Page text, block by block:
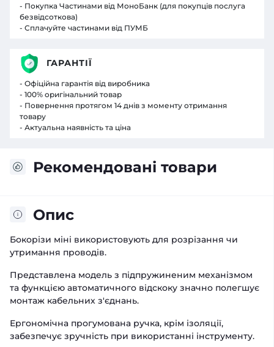
Рекомендовані товари
Опис
Бокорізи міні використовують для розрізання чи
утримання проводів.
Представлена модель з підпружиненим механізмом
та функцією автоматичного відскоку значно полегшує
монтаж кабельних з'єднань.
Ергономічна прогумована ручка, крім ізоляції,
забезпечує зручність при використанні інструменту.
- Покупка Частинами від МоноБанк (для покупців послуга
безвідсоткова)
- Сплачуйте частинами від ПУМБ
ГАРАНТІЇ
- Офіційна гарантія від виробника
- 100% оригінальний товар
- Повернення протягом 14 днів з моменту отримання
товару
- Актуальна наявність та ціна